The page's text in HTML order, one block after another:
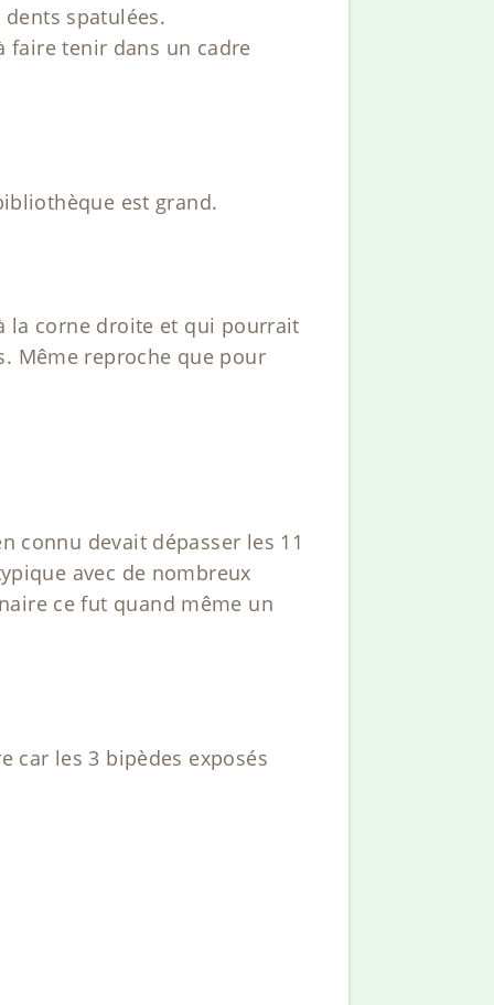
spatulées.
faire tenir dans un cadre
est grand.
la corne droite et qui pourrait
Même reproche que pour
connu devait dépasser les 11
avec de nombreux
ce fut quand même un
car les 3 bipèdes exposés